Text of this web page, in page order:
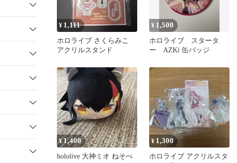
¥ 1,111
ホロライブ さくらみこ
アクリルスタンド
¥ 1,500
ホロライブ スタータ
ー AZKi 缶バッジ
¥1,400
hololive 大神ミオ ねそべ
¥ 1,300
ホロライブ アクリルスタ